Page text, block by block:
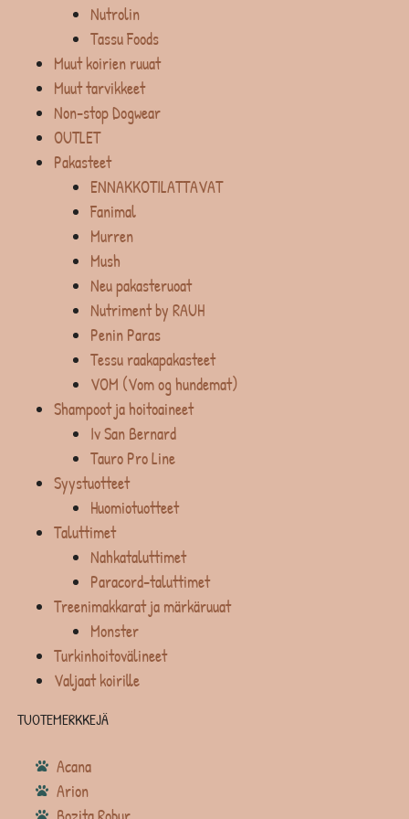
Nutrolin
Tassu Foods
Muut koirien ruuat
Muut tarvikkeet
Non-stop Dogwear
OUTLET
Pakasteet
ENNAKKOTILATTAVAT
Fanimal
Murren
Mush
Neu pakasteruoat
Nutriment by RAUH
Penin Paras
Tessu raakapakasteet
VOM (Vom og hundemat)
Shampoot ja hoitoaineet
Iv San Bernard
Tauro Pro Line
Syystuotteet
Huomiotuotteet
Taluttimet
Nahkataluttimet
Paracord-taluttimet
Treenimakkarat ja märkäruuat
Monster
Turkinhoitovälineet
Valjaat koirille
TUOTEMERKKEJÄ
Acana
Arion